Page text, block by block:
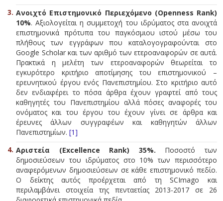
Ανοιχτό Επιστημονικό Περιεχόμενο (Openness Rank)
10%. Αξιολογείται η συμμετοχή του ιδρύματος στα ανοιχτά
επιστημονικά πρότυπα του παγκόσμιου ιστού μέσω του
πλήθους των εγγράφων που καταλογογραφούνται στο
Google Scholar και των αριθμό των ετεροαναφορών σε αυτά.
Πρακτικά η μελέτη των ετεροαναφορών θεωρείται το
εγκυρότερο κριτήριο αποτίμησης του επιστημονικού –
ερευνητικού έργου ενός Πανεπιστημίου. Στο κριτήριο αυτό
δεν ενδιαφέρει το πόσα άρθρα έχουν γραφτεί από τους
καθηγητές του Πανεπιστημίου αλλά πόσες αναφορές του
ονόματος και του έργου του έχουν γίνει σε άρθρα και
έρευνες άλλων συγγραφέων και καθηγητών άλλων
Πανεπιστημίων. [1]
Αριστεία (Excellence Rank) 35%. Ποσοστό των
δημοσιεύσεων του ιδρύματος στο 10% των περισσότερο
αναφερόμενων δημοσιεύσεων σε κάθε επιστημονικό πεδίο.
Ο δείκτης αυτός προέρχεται από τη SCImago και
περιλαμβάνει στοιχεία της πενταετίας 2013-2017 σε 26